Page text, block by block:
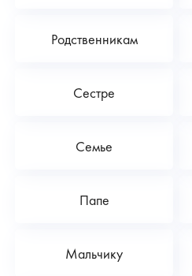
Родственникам
Сестре
Семье
Папе
Мальчику